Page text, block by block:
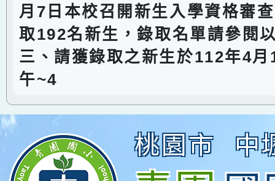
月7日本校召開新生入學資格審
取192名新生，錄取名單請參閱
三、請獲錄取之新生於112年4
午~4
桃園市 中